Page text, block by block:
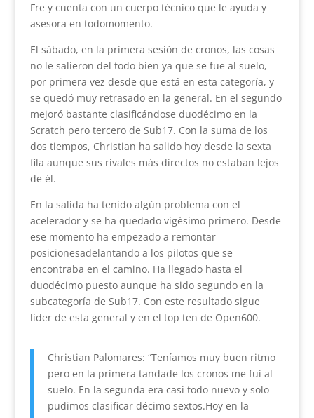
Fre y cuenta con un cuerpo técnico que le ayuda y
asesora en todomomento.
El sábado, en la primera sesión de cronos, las cosas
no le salieron del todo bien ya que se fue al suelo,
por primera vez desde que está en esta categoría, y
se quedó muy retrasado en la general. En el segundo
mejoró bastante clasificándose duodécimo en la
Scratch pero tercero de Sub17. Con la suma de los
dos tiempos, Christian ha salido hoy desde la sexta
fila aunque sus rivales más directos no estaban lejos
de él.
En la salida ha tenido algún problema con el
acelerador y se ha quedado vigésimo primero. Desde
ese momento ha empezado a remontar
posicionesadelantando a los pilotos que se
encontraba en el camino. Ha llegado hasta el
duodécimo puesto aunque ha sido segundo en la
subcategoría de Sub17. Con este resultado sigue
líder de esta general y en el top ten de Open600.
Christian Palomares: “Teníamos muy buen ritmo
pero en la primera tandade los cronos me fui al
suelo. En la segunda era casi todo nuevo y solo
pudimos clasificar décimo sextos.Hoy en la